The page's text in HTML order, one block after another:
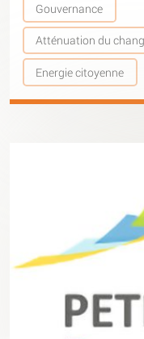
Gouvernance
Atténuation du
Energie citoyenne